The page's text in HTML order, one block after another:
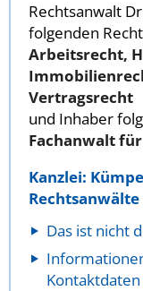
Rechtsanwalt
folgenden
Arbeitsrecht,
Vertragsrecht
und Inhaber
Fachanwalt
Kanzlei:
Das ist nicht
Kontaktdaten